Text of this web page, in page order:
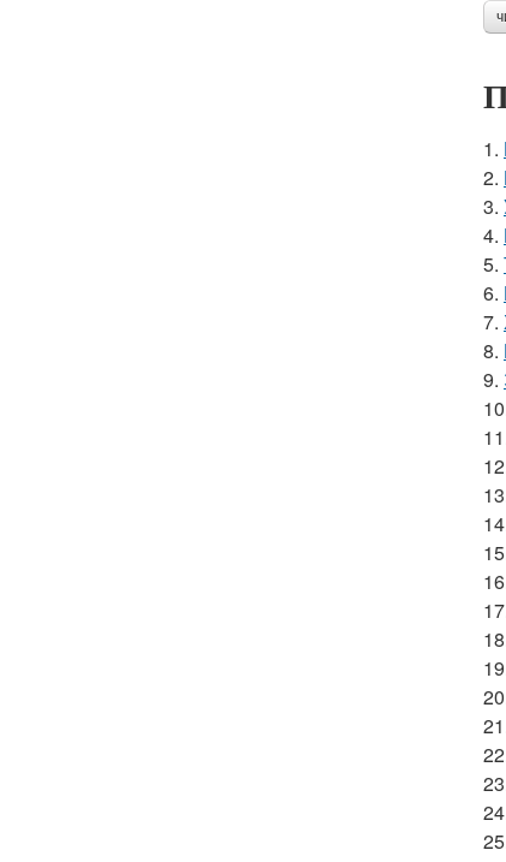
1.
2.
3.
4.
5.
6.
7.
8.
9.